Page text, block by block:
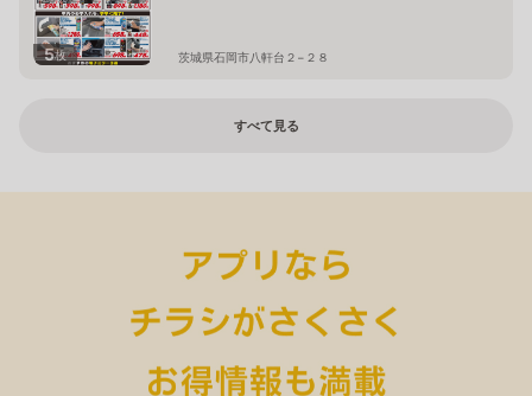
5枚 茨城県石岡市八軒台２−２８
すべて見る